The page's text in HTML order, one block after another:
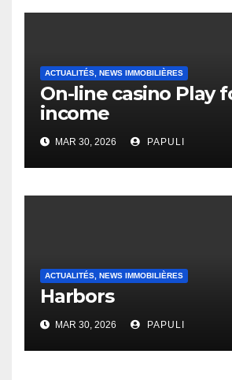
ACTUALITÉS, NEWS IMMOBILIÈRES
On-line casino Play
income
MAR 30, 2026 PAPULI
ACTUALITÉS, NEWS IMMOBILIÈRES
Harbors
MAR 30, 2026 PAPULI